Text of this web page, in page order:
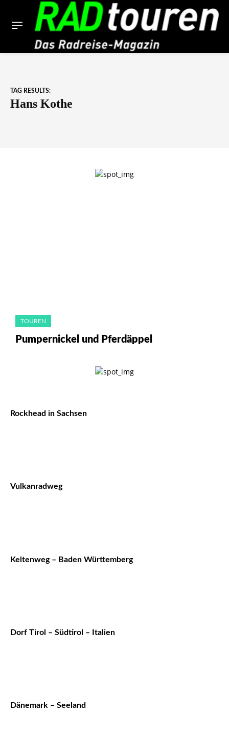
TAG RESULTS:
Hans Kothe
TOUREN
Pumpernickel und Pferdäppel
Rockhead in Sachsen
Vulkanradweg
Keltenweg – Baden Württemberg
Dorf Tirol – Südtirol – Italien
Dänemark – Seeland